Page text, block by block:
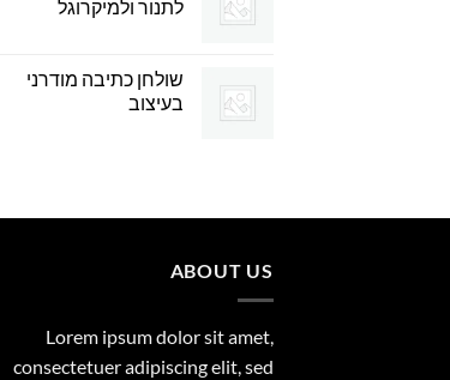
לתנור ולמיקרוגל
שולחן כתיבה מודרני
בעיצוב
ABOUT US
Lorem ipsum dolor sit amet,
consectetuer adipiscing elit, sed